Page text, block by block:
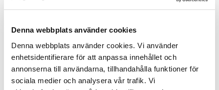
Denna webbplats använder cookies
Denna webbplats använder cookies. Vi använder
enhetsidentifierare för att anpassa innehållet och
annonserna till användarna, tillhandahålla funktioner för
sociala medier och analysera vår trafik. Vi
Simskola Nivå 5 -
Späckhuggaren